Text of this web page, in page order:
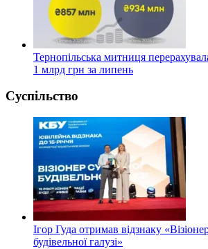
Тернопільська митниця
1 млрд грн за липень
Суспільство
Ігор Гуда отримав відзнаку
будівельної галузі»